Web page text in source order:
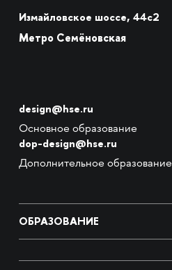
Измайловское шоссе, 44с2
Метро Семёновская
design@hse.ru
Основное образование
dop-design@hse.ru
Дополнительное образование
ОБРАЗОВАНИЕ